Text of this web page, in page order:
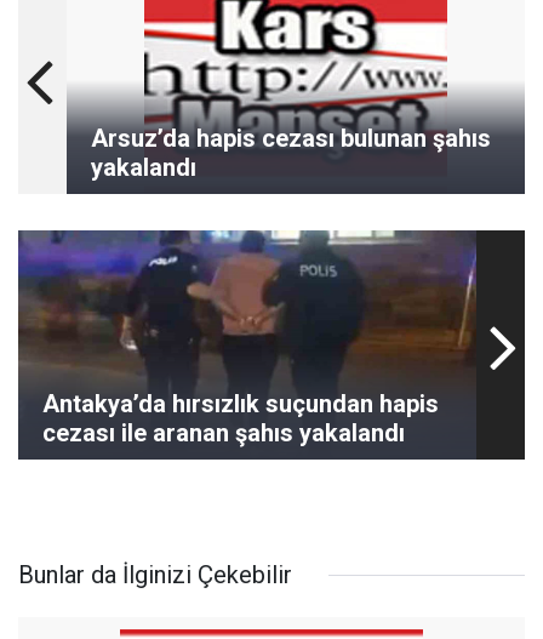
Arsuz’da hapis cezası bulunan şahıs
yakalandı
Antakya’da hırsızlık suçundan hapis
cezası ile aranan şahıs yakalandı
Bunlar da İlginizi Çekebilir